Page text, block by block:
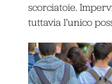
scorciatoie.
tuttavia l’unico